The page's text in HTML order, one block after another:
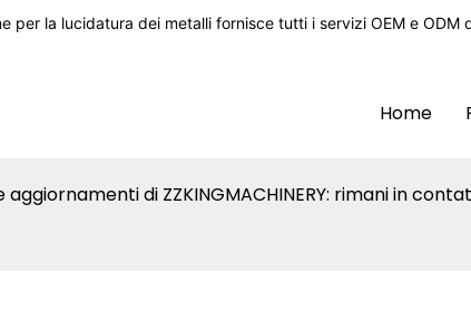
per la lucidatura dei metalli fornisce tutti i servizi OEM e ODM
Home
aggiornamenti di ZZKINGMACHINERY: rimani in